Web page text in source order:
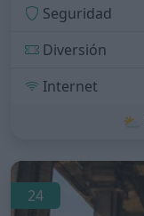
Seguridad
Diversión
Internet
⛅
24